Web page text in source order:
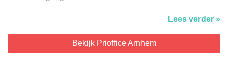
Lees verder »
Bekijk Prioffice Arnhem